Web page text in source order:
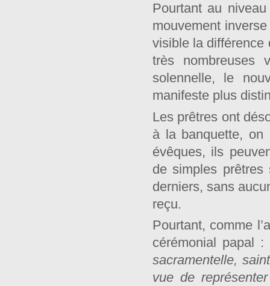
Pourtant au
mouvement
visible la différence
très nombreuses
solennelle, le
manifeste plus
Les prêtres ont
à la banquette,
évêques, ils
de simples
derniers, sans
reçu.
Pourtant, comme
cérémonial papal
sacramentelle,
vue de